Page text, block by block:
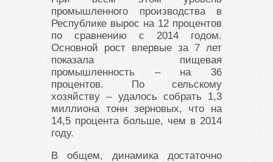
промышленного производства в
Республике вырос на 12 процентов
по сравнению с 2014 годом.
Основной рост впервые за 7 лет
показала пищевая
промышленность – на 36
процентов. По сельскому
хозяйству – удалось собрать 1,3
миллиона тонн зерновых, что на
14,5 процента больше, чем в 2014
году.
В общем, динамика достаточно